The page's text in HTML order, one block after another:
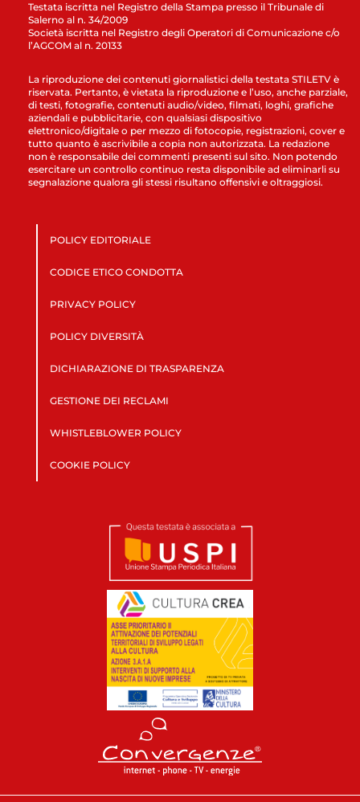
Testata iscritta nel Registro della Stampa presso il Tribunale di
Salerno al n. 34/2009
Società iscritta nel Registro degli Operatori di Comunicazione c/o
l’AGCOM al n. 20133
La riproduzione dei contenuti giornalistici della testata STILETV è
riservata. Pertanto, è vietata la riproduzione e l’uso, anche parziale,
di testi, fotografie, contenuti audio/video, filmati, loghi, grafiche
aziendali e pubblicitarie, con qualsiasi dispositivo
elettronico/digitale o per mezzo di fotocopie, registrazioni, cover e
tutto quanto è ascrivibile a copia non autorizzata. La redazione
non è responsabile dei commenti presenti sul sito. Non potendo
esercitare un controllo continuo resta disponibile ad eliminarli su
segnalazione qualora gli stessi risultano offensivi e oltraggiosi.
POLICY EDITORIALE
CODICE ETICO CONDOTTA
PRIVACY POLICY
POLICY DIVERSITÀ
DICHIARAZIONE DI TRASPARENZA
GESTIONE DEI RECLAMI
WHISTLEBLOWER POLICY
COOKIE POLICY